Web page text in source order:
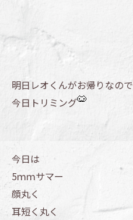
明日レオくんがお帰りなので
今日トリミング
今日は
5ｍｍサマー
顔丸く
耳短く丸く